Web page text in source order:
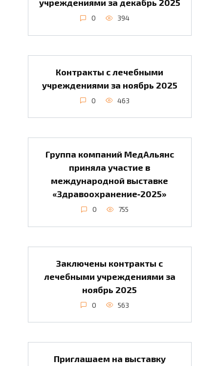
учреждениями за декабрь 2025
0 394
Контракты с лечебными
учреждениями за ноябрь 2025
0 463
Группа компаний МедАльянс
приняла участие в
международной выставке
«Здравоохранение‑2025»
0 755
Заключены контракты с
лечебными учреждениями за
ноябрь 2025
0 563
Приглашаем на выставку